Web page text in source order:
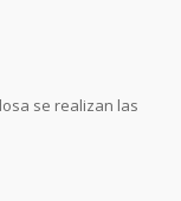
se realizan las